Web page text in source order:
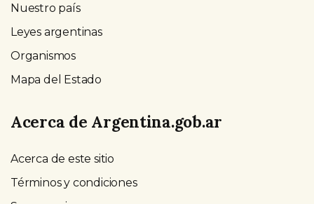
Nuestro país
Leyes argentinas
Organismos
Mapa del Estado
Acerca de Argentina.gob.ar
Acerca de este sitio
Términos y condiciones